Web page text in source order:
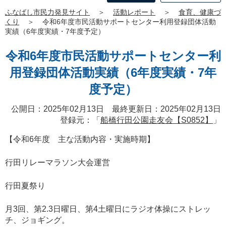
ふなばし市民力発見サイト ＞ 活動レポート ＞
食育、健康づ
くり
＞
令和6年度市民活動サポートセンター利用登録団体活動
実績（6年度実績・7年度予定）
令和6年度市民活動サポートセンター利
用登録団体活動実績（6年度実績・7年
度予定）
公開日：2025年02月13日 最終更新日：2025年02月13日
登録元：「 船橋行田公園走友会【S0852】 」
【令和6年度 主な活動内容・実施時期】
行田リレーマラソン大会運営
行田夏祭り
月3回、第2.3日曜日、第4土曜日にラジオ体操にストレッ
チ、ジョギング。